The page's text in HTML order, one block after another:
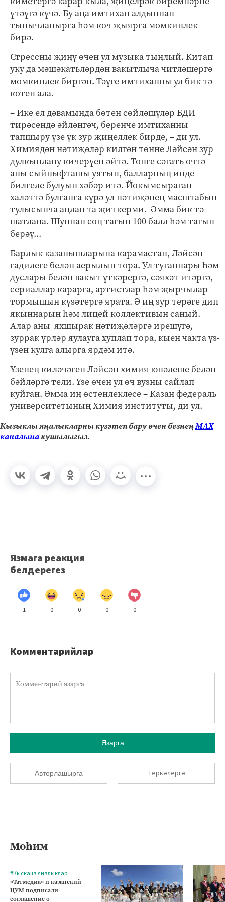
үтәүгә күчә. Бу аңа имтихан алдыннан
тынычланырга һәм көч җыярга мөмкинлек
бирә.
Стрессны җиңү өчен ул музыка тыңлый. Китап
уку да мәшәкатьләрдән вакытлыча читләшергә
мөмкинлек биргән. Тәүге имтиханны ул бик тә
көтеп ала.
– Ике ел дәвамында бөтен сөйләшүләр БДИ
тирәсендә әйләнгәч, беренче имтиханны
тапшыру үзе үк зур җиңеллек бирде, – ди ул.
Химиядән нәтиҗәләр килгән төнне Ләйсән зур
дулкынлану кичерүен әйтә. Төнге сәгать өчтә
аны сыйныфташы уятып, балларның инде
билгеле булуын хәбәр итә. Йокымсыраган
халәттә булганга күрә ул нәтиҗәнең масштабын
тулысынча аңлап та җиткерми. Әмма бик тә
шатлана. Шуннан соң тагын 100 балл һәм тагын
берәү...
Барлык казанышларына карамастан, Ләйсән
гадилеге белән аерылып тора. Ул туганнары һәм
дуслары белән вакыт үткәрергә, сәяхәт итәргә,
сериаллар карарга, артистлар һәм җырчылар
тормышын күзәтергә ярата. Ә иң зур терәге дип
якыннарын һәм лицей коллективын саный.
Алар аны яхшырак нәтиҗәләргә ирешүгә,
зуррак үрләр яулауга хуплап тора, кыен чакта үз-
үзен кулга алырга ярдәм итә.
Үзенең киләчәген Ләйсән химия юнәлеше белән
бәйләргә тели. Үзе өчен ул өч вузны сайлап
куйган. Әмма иң өстенлеклесе – Казан федераль
университетының Химия институты, ди ул.
Кызыклы яңалыкларны күзәтеп бару өчен безнеңМАХ
каналынакушылыгыз.
Язмага реакция
белдерегез
1 0 0 0 0
Комментарийлар
Язарга
Авторлашырга Теркәлергә
Мөһим
#Кыскача яңалыклар
«Татмедиа» и казанский
ЦУМ подписали
соглашение о